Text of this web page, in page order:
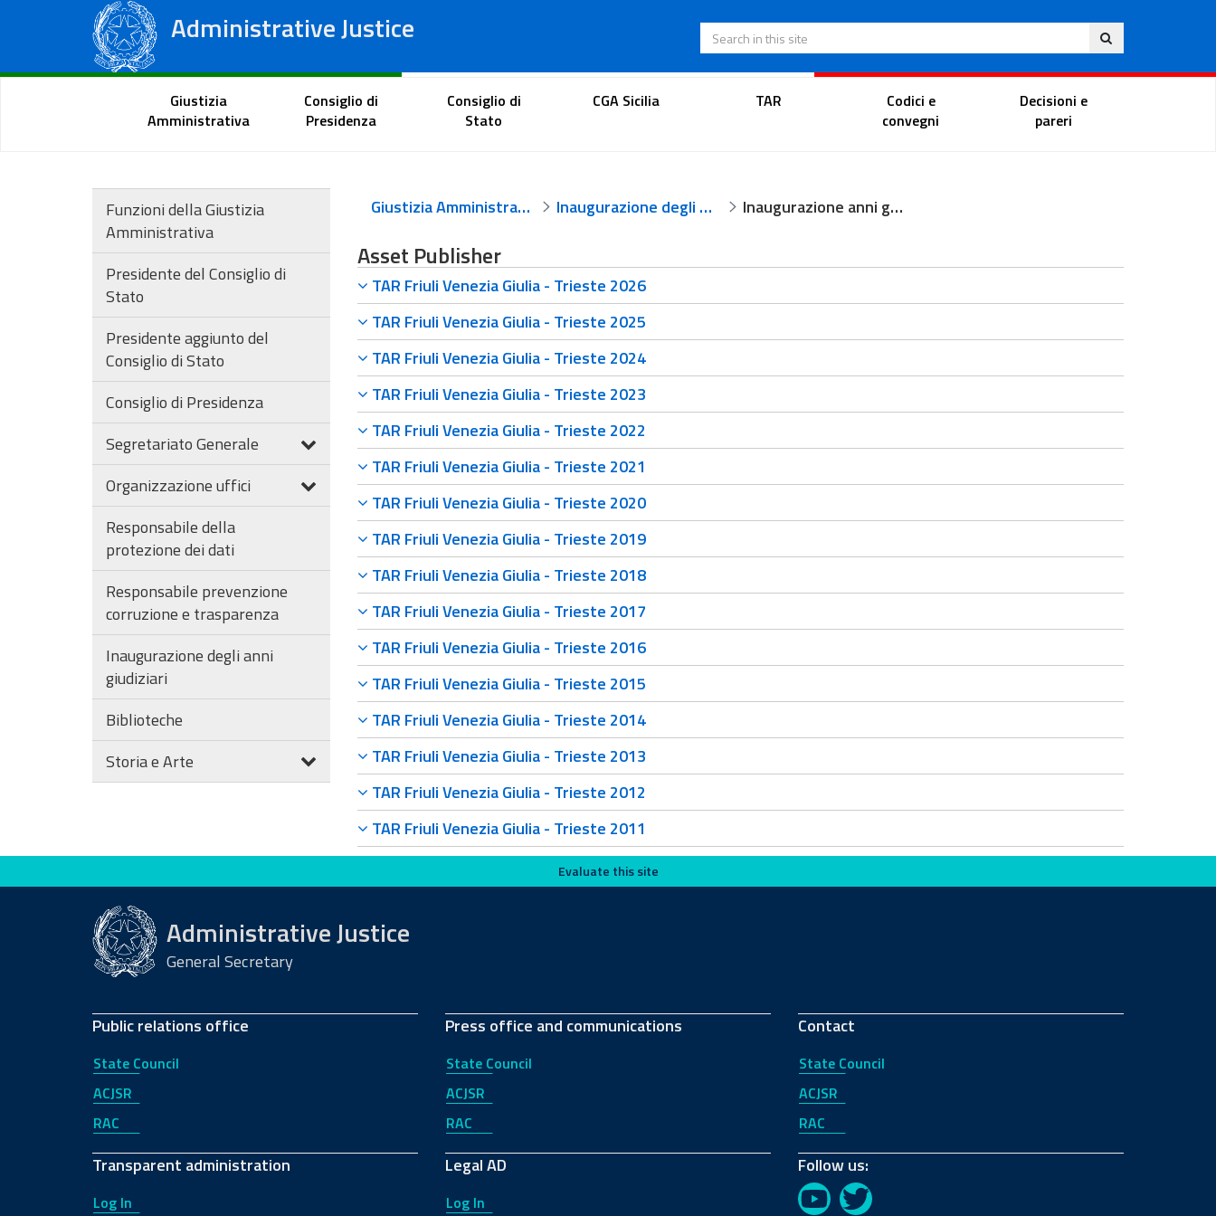
Administrative Justice
Regional Administrative Courts
Eng
Search in this site
Citizen Portal Lawyer's portal Magistrate Portal
Giustizia
Amministrativa
Consiglio di
Presidenza
Consiglio di
Stato
CGA Sicilia TAR
Codici e
convegni
Decisioni e
pareri
Funzioni della Giustizia
Amministrativa
Presidente del Consiglio di
Stato
Presidente aggiunto del
Consiglio di Stato
Consiglio di Presidenza
Segretariato Generale
Organizzazione uffici
Responsabile della
protezione dei dati
Responsabile prevenzione
corruzione e trasparenza
Inaugurazione degli anni
giudiziari
Biblioteche
Storia e Arte
Giustizia Amministrativa Inaugurazione degli anni giudiziari Inaugurazione anni giudiziari TAR Friuli Venezia Giulia - Trieste
Asset Publisher
TAR Friuli Venezia Giulia - Trieste 2026
TAR Friuli Venezia Giulia - Trieste 2025
TAR Friuli Venezia Giulia - Trieste 2024
TAR Friuli Venezia Giulia - Trieste 2023
TAR Friuli Venezia Giulia - Trieste 2022
TAR Friuli Venezia Giulia - Trieste 2021
TAR Friuli Venezia Giulia - Trieste 2020
TAR Friuli Venezia Giulia - Trieste 2019
TAR Friuli Venezia Giulia - Trieste 2018
TAR Friuli Venezia Giulia - Trieste 2017
TAR Friuli Venezia Giulia - Trieste 2016
TAR Friuli Venezia Giulia - Trieste 2015
TAR Friuli Venezia Giulia - Trieste 2014
TAR Friuli Venezia Giulia - Trieste 2013
TAR Friuli Venezia Giulia - Trieste 2012
TAR Friuli Venezia Giulia - Trieste 2011
Evaluate this site Evaluate this site
Administrative Justice
General Secretary
Public relations office
State Council
ACJSR
RAC
Transparent administration
Log In
Press office and communications
State Council
ACJSR
RAC
Legal AD
Log In
Contact
State Council
ACJSR
RAC
Follow us:
YouTubeTwitter